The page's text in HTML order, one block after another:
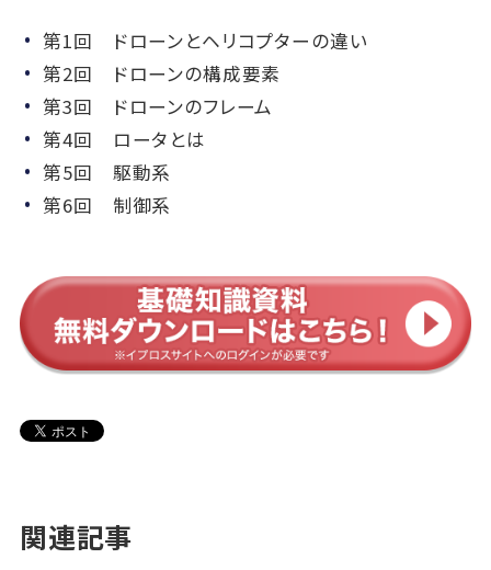
第1回 ドローンとヘリコプターの違い
第2回 ドローンの構成要素
第3回 ドローンのフレーム
第4回 ロータとは
第5回 駆動系
第6回 制御系
関連記事